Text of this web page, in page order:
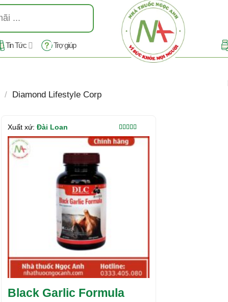
Tin Tức Trợ giúp
/ Diamond Lifestyle Corp
Black Garlic Formula
Được xếp
hạng5.00
sao
Xuất xứ: Đài Loan